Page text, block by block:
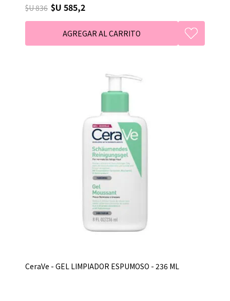
$U 836 $U 585,2
CeraVe - GEL LIMPIADOR ESPUMOSO - 236 ML